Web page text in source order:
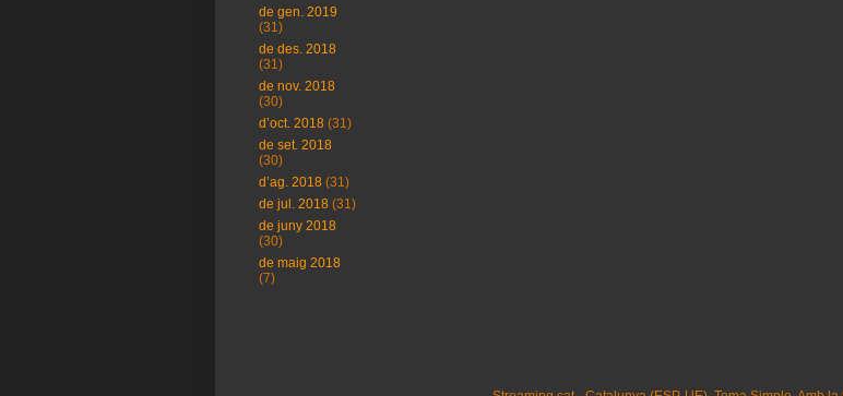
de gen. 2019
(31)
de des. 2018
(31)
de nov. 2018
(30)
d’oct. 2018 (31)
de set. 2018
(30)
d’ag. 2018 (31)
de jul. 2018 (31)
de juny 2018
(30)
de maig 2018
(7)